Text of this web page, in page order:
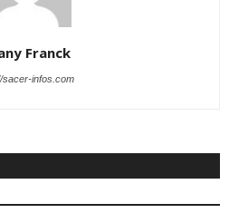
Franck
sacer-infos.com